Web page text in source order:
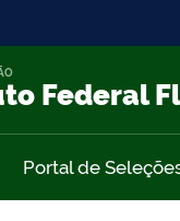
Federal
Portal de